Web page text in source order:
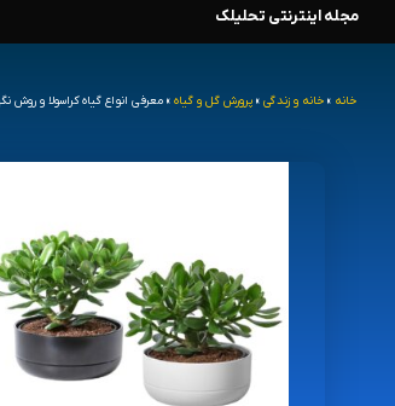
محتوا
مجله اینترنتی تحلیلک
خانه » خانه و زندگی » پرورش گل و گیاه » معرفی انواع گیاه کراسولا و روش